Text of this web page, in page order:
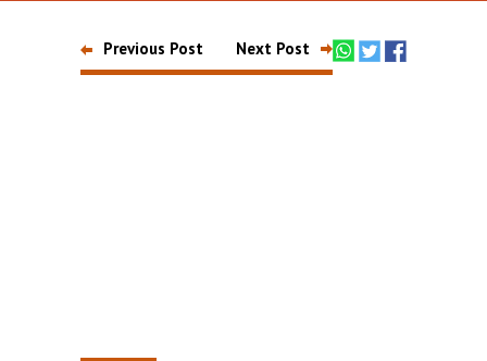
Previous Post Next Post